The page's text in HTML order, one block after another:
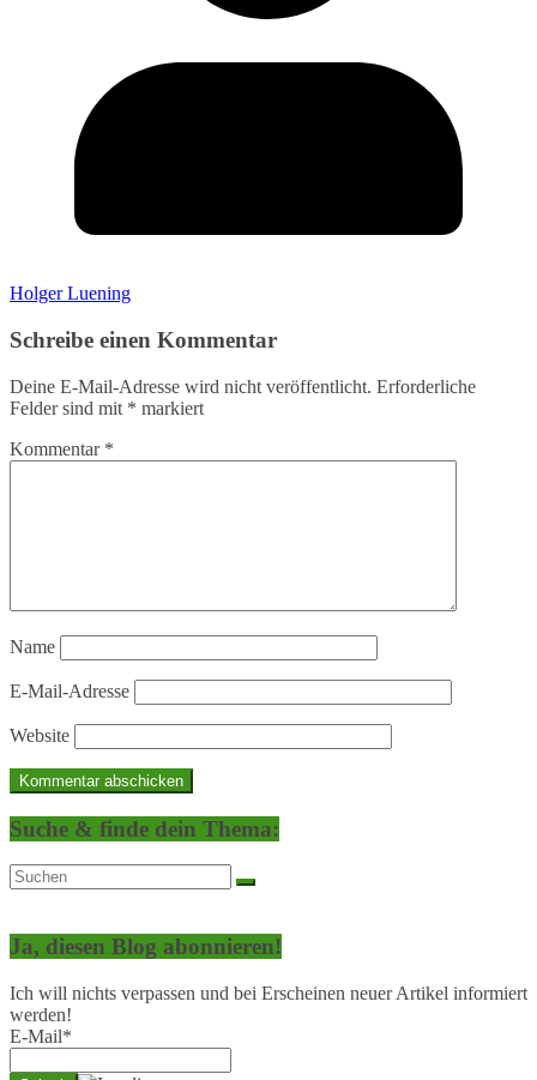
Holger Luening
Schreibe einen Kommentar
Deine E-Mail-Adresse wird nicht veröffentlicht. Erforderliche
Felder sind mit * markiert
Kommentar *
Name
E-Mail-Adresse
Website
Suche & finde dein Thema:
Ja, diesen Blog abonnieren!
Ich will nichts verpassen und bei Erscheinen neuer Artikel informiert
werden!
E-Mail*